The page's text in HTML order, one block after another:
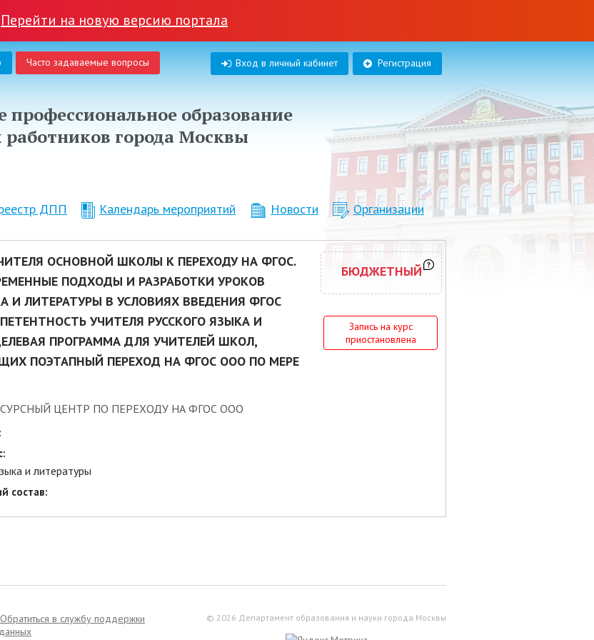
Перейти на новую версию портала
Часто задаваемые вопросы Регистрация
Вход в личный кабинет
профессиональное образование
работников города Москвы
ДПП Календарь мероприятий Новости Организации
ОСНОВНОЙ ШКОЛЫ К ПЕРЕХОДУ НА ФГОС.
ПОДХОДЫ И РАЗРАБОТКИ УРОКОВ
И ЛИТЕРАТУРЫ В УСЛОВИЯХ ВВЕДЕНИЯ ФГОС
УЧИТЕЛЯ РУССКОГО ЯЗЫКА И
ПРОГРАММА ДЛЯ УЧИТЕЛЕЙ ШКОЛ,
ПОЭТАПНЫЙ ПЕРЕХОД НА ФГОС ООО ПО МЕРЕ
ЦЕНТР ПО ПЕРЕХОДУ НА ФГОС ООО
и литературы
состав:
БЮДЖЕТНЫЙ
Запись на курс
приостановлена
Обратиться в службу поддержки
© 2026 Департамент образования и науки города Москвы